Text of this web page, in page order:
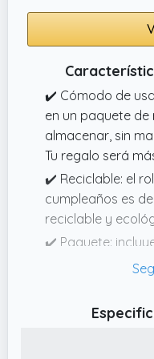
✔️ Cómodo de
en un paquete
almacenar, sin
Tu regalo será
✔️ Reciclable: el
cumpleaños es
reciclable y
✔️ Paquete:
regalo Kraft azul
✔️ Ampliamente
de diseño festivo